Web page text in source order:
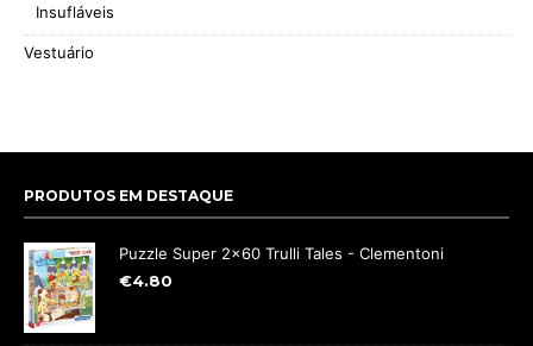
Insufláveis
Vestuário
PRODUTOS EM DESTAQUE
Puzzle Super 2x60 Trulli Tales - Clementoni
€4.80